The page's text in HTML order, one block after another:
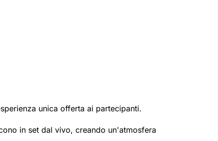
unica offerta ai partecipanti.
in set dal vivo, creando un'atmosfera